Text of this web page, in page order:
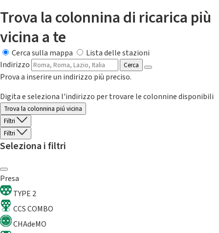
Trova la colonnina di ricarica più
vicina a te
Cerca sulla mappa
Lista delle stazioni
Indirizzo
Cerca
Prova a inserire un indirizzo più preciso.
Digita e seleziona l'indirizzo per trovare le colonnine disponibili
Trova la colonnina piú vicina
Filtri
Filtri
Seleziona i filtri
Presa
TYPE 2
CCS COMBO
CHAdeMO